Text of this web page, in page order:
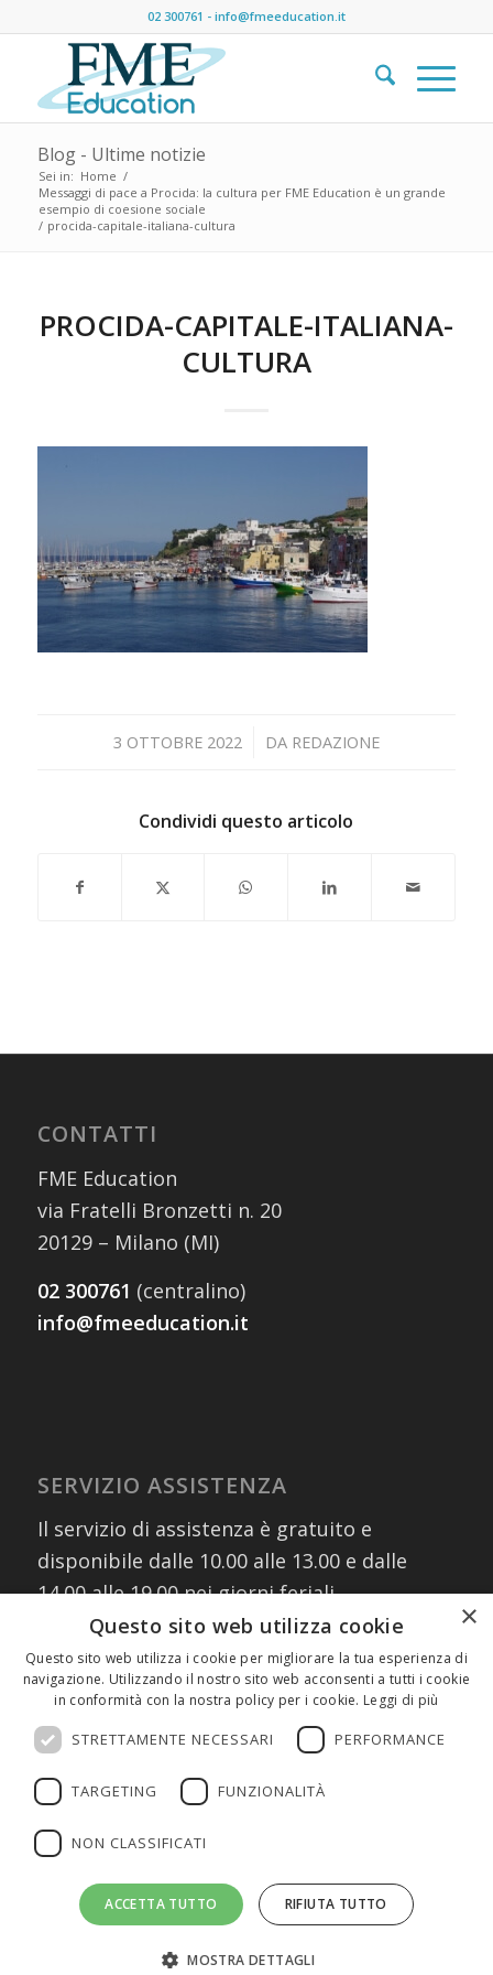
02 300761 - info@fmeeducation.it
Blog - Ultime notizie
Sei in: Home /
Messaggi di pace a Procida: la cultura per FME Education è un grande
esempio di coesione sociale
/ procida-capitale-italiana-cultura
PROCIDA-CAPITALE-ITALIANA-
CULTURA
3 OTTOBRE 2022
/ DA REDAZIONE
Condividi questo articolo
CONTATTI
FME Education
via Fratelli Bronzetti n. 20
20129 – Milano (MI)
02 300761 (centralino)
info@fmeeducation.it
SERVIZIO ASSISTENZA
Il servizio di assistenza è gratuito e
disponibile dalle 10.00 alle 13.00 e dalle
14.00 alle 19.00 nei giorni feriali
contattando i numeri:
02 30076303
327 8882745(assistenza WhatsApp)
oppure scrivendo a:
info@fmeeducation.it
©2026 FME Education S.p.A. - Tutti i diritti riservati | P.IVA 08233380966
| Cap.Soc. € 1.000.000 I.V. | REA MI 2011580 |
Cookie
×
Questo sito web utilizza cookie
Questo sito web utilizza i cookie per migliorare la tua esperienza di
navigazione. Utilizzando il nostro sito web acconsenti a tutti i cookie
in conformità con la nostra policy per i cookie. Leggi di più
STRETTAMENTE NECESSARI PERFORMANCE
TARGETING FUNZIONALITÀ
NON CLASSIFICATI
ACCETTA TUTTO RIFIUTA TUTTO
MOSTRA DETTAGLI